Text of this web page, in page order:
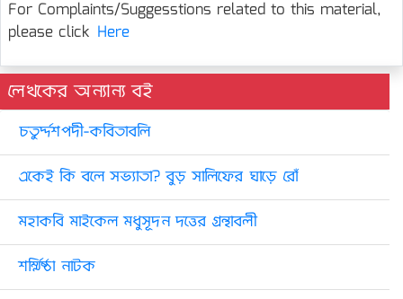
For Complaints/Suggesstions related to this material,
please click Here
লেখকের অন্যান্য বই
চতুর্দ্দশপদী-কবিতাবলি
একেই কি বলে সভ্যাতা? বুড় সালিফের ঘাড়ে রোঁ
মহাকবি মাইকেল মধুসূদন দত্তের গ্রন্থাবলী
শর্ম্মিষ্ঠা নাটক